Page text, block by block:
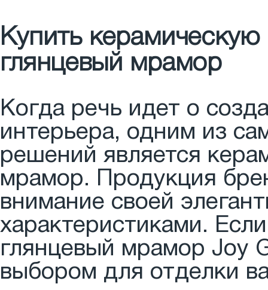
Купить
глянцевый мрамор
Когда речь идет о
интерьера, одним из
решений является
мрамор. Продукция
внимание своей
характеристиками.
глянцевый мрамор Joy
выбором для отделки